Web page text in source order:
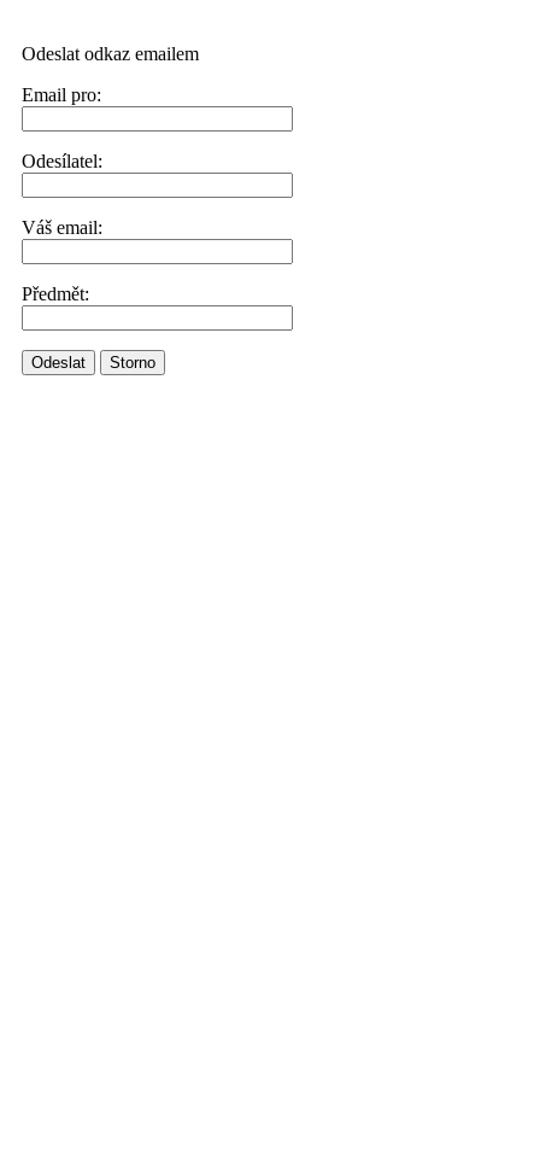
Odeslat odkaz emailem
Email pro:
Odesílatel:
Váš email:
Předmět:
Odeslat Storno